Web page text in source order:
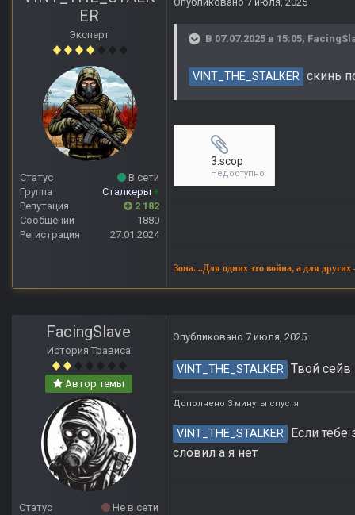
ER
Эксперт
Статус
В сети
Группа
Сталкеры +
Репутация
2 182
Сообщений
1880
Регистрация
27.01.2024
В 07.07.2025 в 15:05,
VINT_THE_STALKER скинь
3.scop
Недоступно
Зона....Для одних это война, а для
FacingSlave
История Трависа
Автор темы
Статус
Не в сети
Опубликовано 7 июля, 2025
VINT_THE_STALKER Твой сейв
Дополнено 3 минуты спустя
VINT_THE_STALKER Если тебе
словил а я нет